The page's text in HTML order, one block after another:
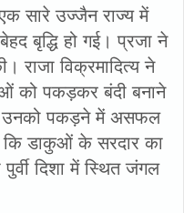
सारे उज्जैन राज्य में
बृद्धि हो गई। प्रजा ने
राजा विक्रमादित्य ने
को पकड़कर बंदी बनाने
उनको पकड़ने में असफल
कि डाकुओं के सरदार का
दिशा में स्थित जंगल